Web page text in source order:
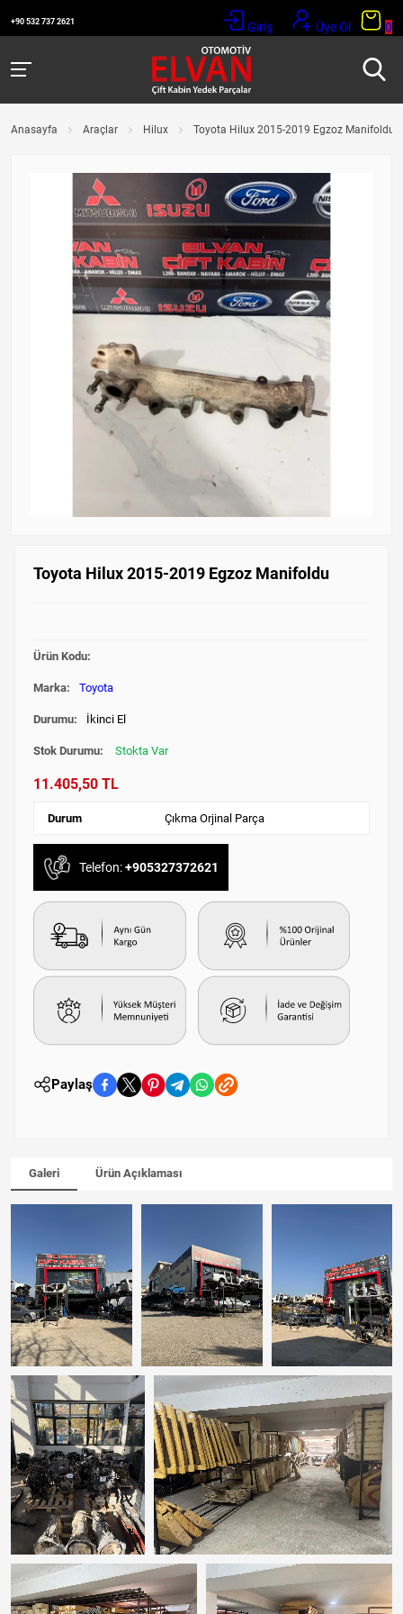
+90 532 737 2621 Giriş Üye Ol 0
Anasayfa Araçlar Hilux Toyota Hilux 2015-2019 Egzoz Manifoldu
Toyota Hilux 2015-2019 Egzoz Manifoldu
Ürün Kodu:
Marka: Toyota
Durumu: İkinci El
Stok Durumu: Stokta Var
11.405,50 TL
Durum Çıkma Orjinal Parça
Telefon:+905327372621
Paylaş
Galeri Ürün Açıklaması